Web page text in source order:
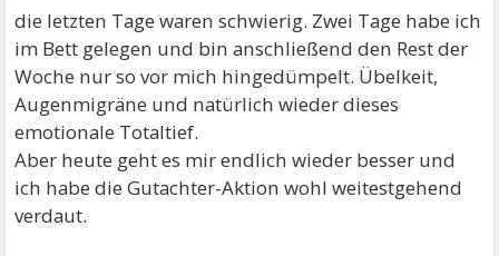
die letzten Tage waren schwierig. Zwei Tage habe ich
im Bett gelegen und bin anschließend den Rest der
Woche nur so vor mich hingedümpelt. Übelkeit,
Augenmigräne und natürlich wieder dieses
emotionale Totaltief.
Aber heute geht es mir endlich wieder besser und
ich habe die Gutachter-Aktion wohl weitestgehend
verdaut.